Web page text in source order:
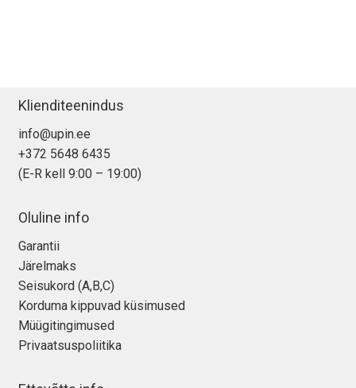
Klienditeenindus
info@upin.ee
+372 5648 6435
(E-R kell 9:00 – 19:00)
Oluline info
Garantii
Järelmaks
Seisukord (A,B,C)
Korduma kippuvad küsimused
Müügitingimused
Privaatsuspoliitika